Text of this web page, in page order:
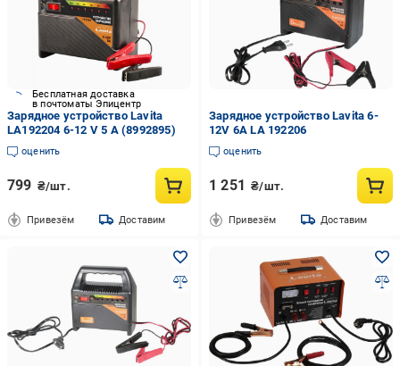
Бесплатная доставка
в почтоматы Эпицентр
Зарядное устройство Lavita
LA192204 6-12 V 5 А (8992895)
оценить
799 ₴/шт.
Привезём Доставим
Зарядное устройство Lavita 6-
12V 6A LA 192206
оценить
1 251 ₴/шт.
Привезём Доставим